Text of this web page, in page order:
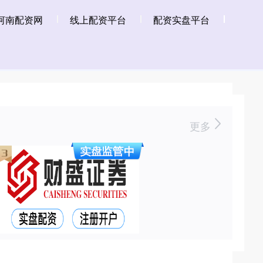
南配资网 线上配资平台 配资实盘平台
更多